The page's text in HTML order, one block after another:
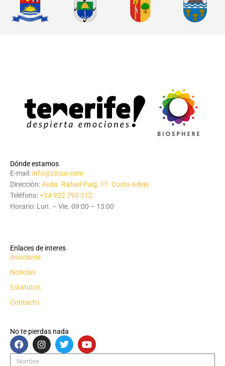
Dónde estamos
E-mail: info@citsur.com
Dirección:Avda. Rafael Puig, 17. Costa Adeje
Teléfono:+34 922 793 312
Horario: Lun. – Vie. 09:00 – 13:00
Enlaces de interes
Asociarse
Noticias
Estatutos
Contacto
No te pierdas nada
F
a
c
I
n
s
T
w
i
Y
o
u
Nombre